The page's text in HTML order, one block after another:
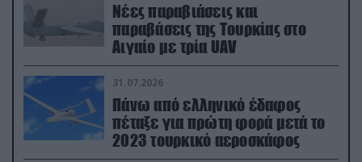
Νέες παραβιάσεις και
παραβάσεις της Τουρκίας στο
Αιγαίο με τρία UAV
31.07.2026
Πάνω από ελληνικό έδαφος
πέταξε για πρώτη φορά μετά το
2023 τουρκικό αεροσκάφος